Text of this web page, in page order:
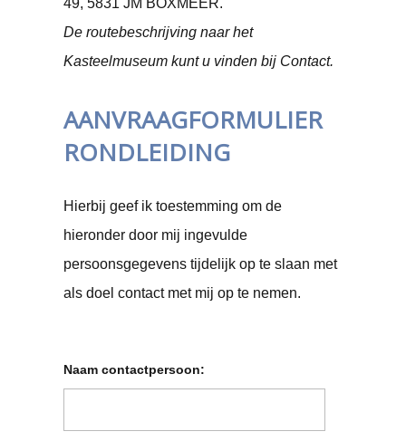
49, 5831 JM BOXMEER.
De routebeschrijving naar het
Kasteelmuseum kunt u vinden bij Contact.
AANVRAAGFORMULIER
RONDLEIDING
Hierbij geef ik toestemming om de
hieronder door mij ingevulde
persoonsgegevens tijdelijk op te slaan met
als doel contact met mij op te nemen.
Naam contactpersoon: